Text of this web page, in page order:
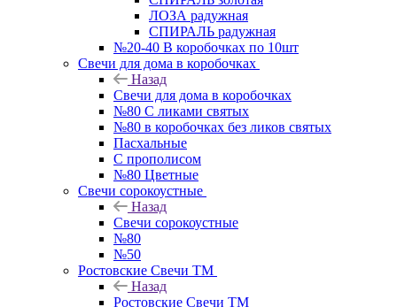
ЛОЗА радужная
СПИРАЛЬ радужная
№20-40 В коробочках по 10шт
Свечи для дома в коробочках
Назад
Свечи для дома в коробочках
№80 С ликами святых
№80 в коробочках без ликов святых
Пасхальные
С прополисом
№80 Цветные
Свечи сорокоустные
Назад
Свечи сорокоустные
№80
№50
Ростовские Свечи ТМ
Назад
Ростовские Свечи ТМ